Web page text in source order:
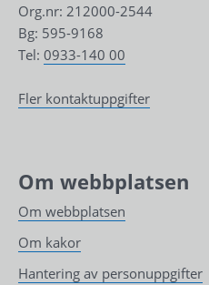
Org.nr: 212000-2544
Bg: 595-9168
Tel: 0933-140 00
Fler kontaktuppgifter
Om webbplatsen
Om webbplatsen
Om kakor
Hantering av personuppgifter